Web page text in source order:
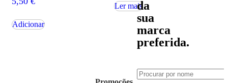
da
sua
marca
preferida.
Adicionar
Ler mais